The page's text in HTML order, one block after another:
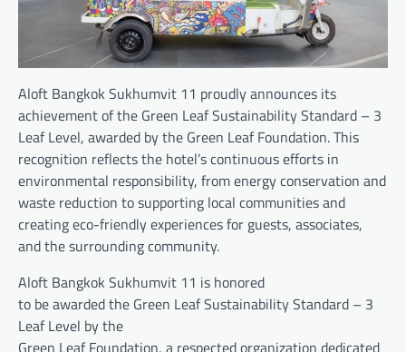
Aloft Bangkok Sukhumvit 11 proudly announces its
achievement of the Green Leaf Sustainability Standard – 3
Leaf Level, awarded by the Green Leaf Foundation. This
recognition reflects the hotel’s continuous efforts in
environmental responsibility, from energy conservation and
waste reduction to supporting local communities and
creating eco-friendly experiences for guests, associates,
and the surrounding community.
Aloft Bangkok Sukhumvit 11 is honored
to be awarded the Green Leaf Sustainability Standard – 3
Leaf Level by the